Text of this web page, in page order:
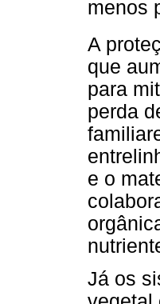
menos
A
que
para
perda
e o
Já os